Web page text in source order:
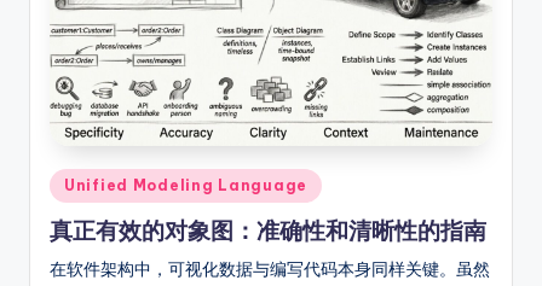
I,
S
o
ft
w
a
r
Posted
in
Unified Modeling Language
真正有效的对象图：准确性和清晰性的指南
在软件架构中，可视化数据与编写代码本身同样关键。虽然